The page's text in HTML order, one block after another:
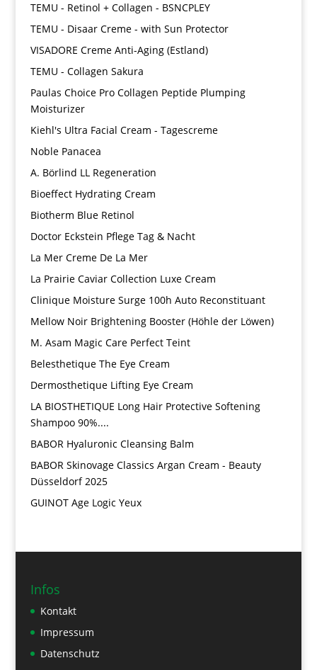
TEMU - Retinol + Collagen - BSNCPLEY
TEMU - Disaar Creme - with Sun Protector
VISADORE Creme Anti-Aging (Estland)
TEMU - Collagen Sakura
Paulas Choice Pro Collagen Peptide Plumping
Moisturizer
Kiehl's Ultra Facial Cream - Tagescreme
Noble Panacea
A. Börlind LL Regeneration
Bioeffect Hydrating Cream
Biotherm Blue Retinol
Doctor Eckstein Pflege Tag & Nacht
La Mer Creme De La Mer
La Prairie Caviar Collection Luxe Cream
Clinique Moisture Surge 100h Auto Reconstituant
Mellow Noir Brightening Booster (Höhle der Löwen)
M. Asam Magic Care Perfect Teint
Belesthetique The Eye Cream
Dermosthetique Lifting Eye Cream
LA BIOSTHETIQUE Long Hair Protective Softening
Shampoo 90%....
BABOR Hyaluronic Cleansing Balm
BABOR Skinovage Classics Argan Cream - Beauty
Düsseldorf 2025
GUINOT Age Logic Yeux
Infos
Kontakt
Impressum
Datenschutz